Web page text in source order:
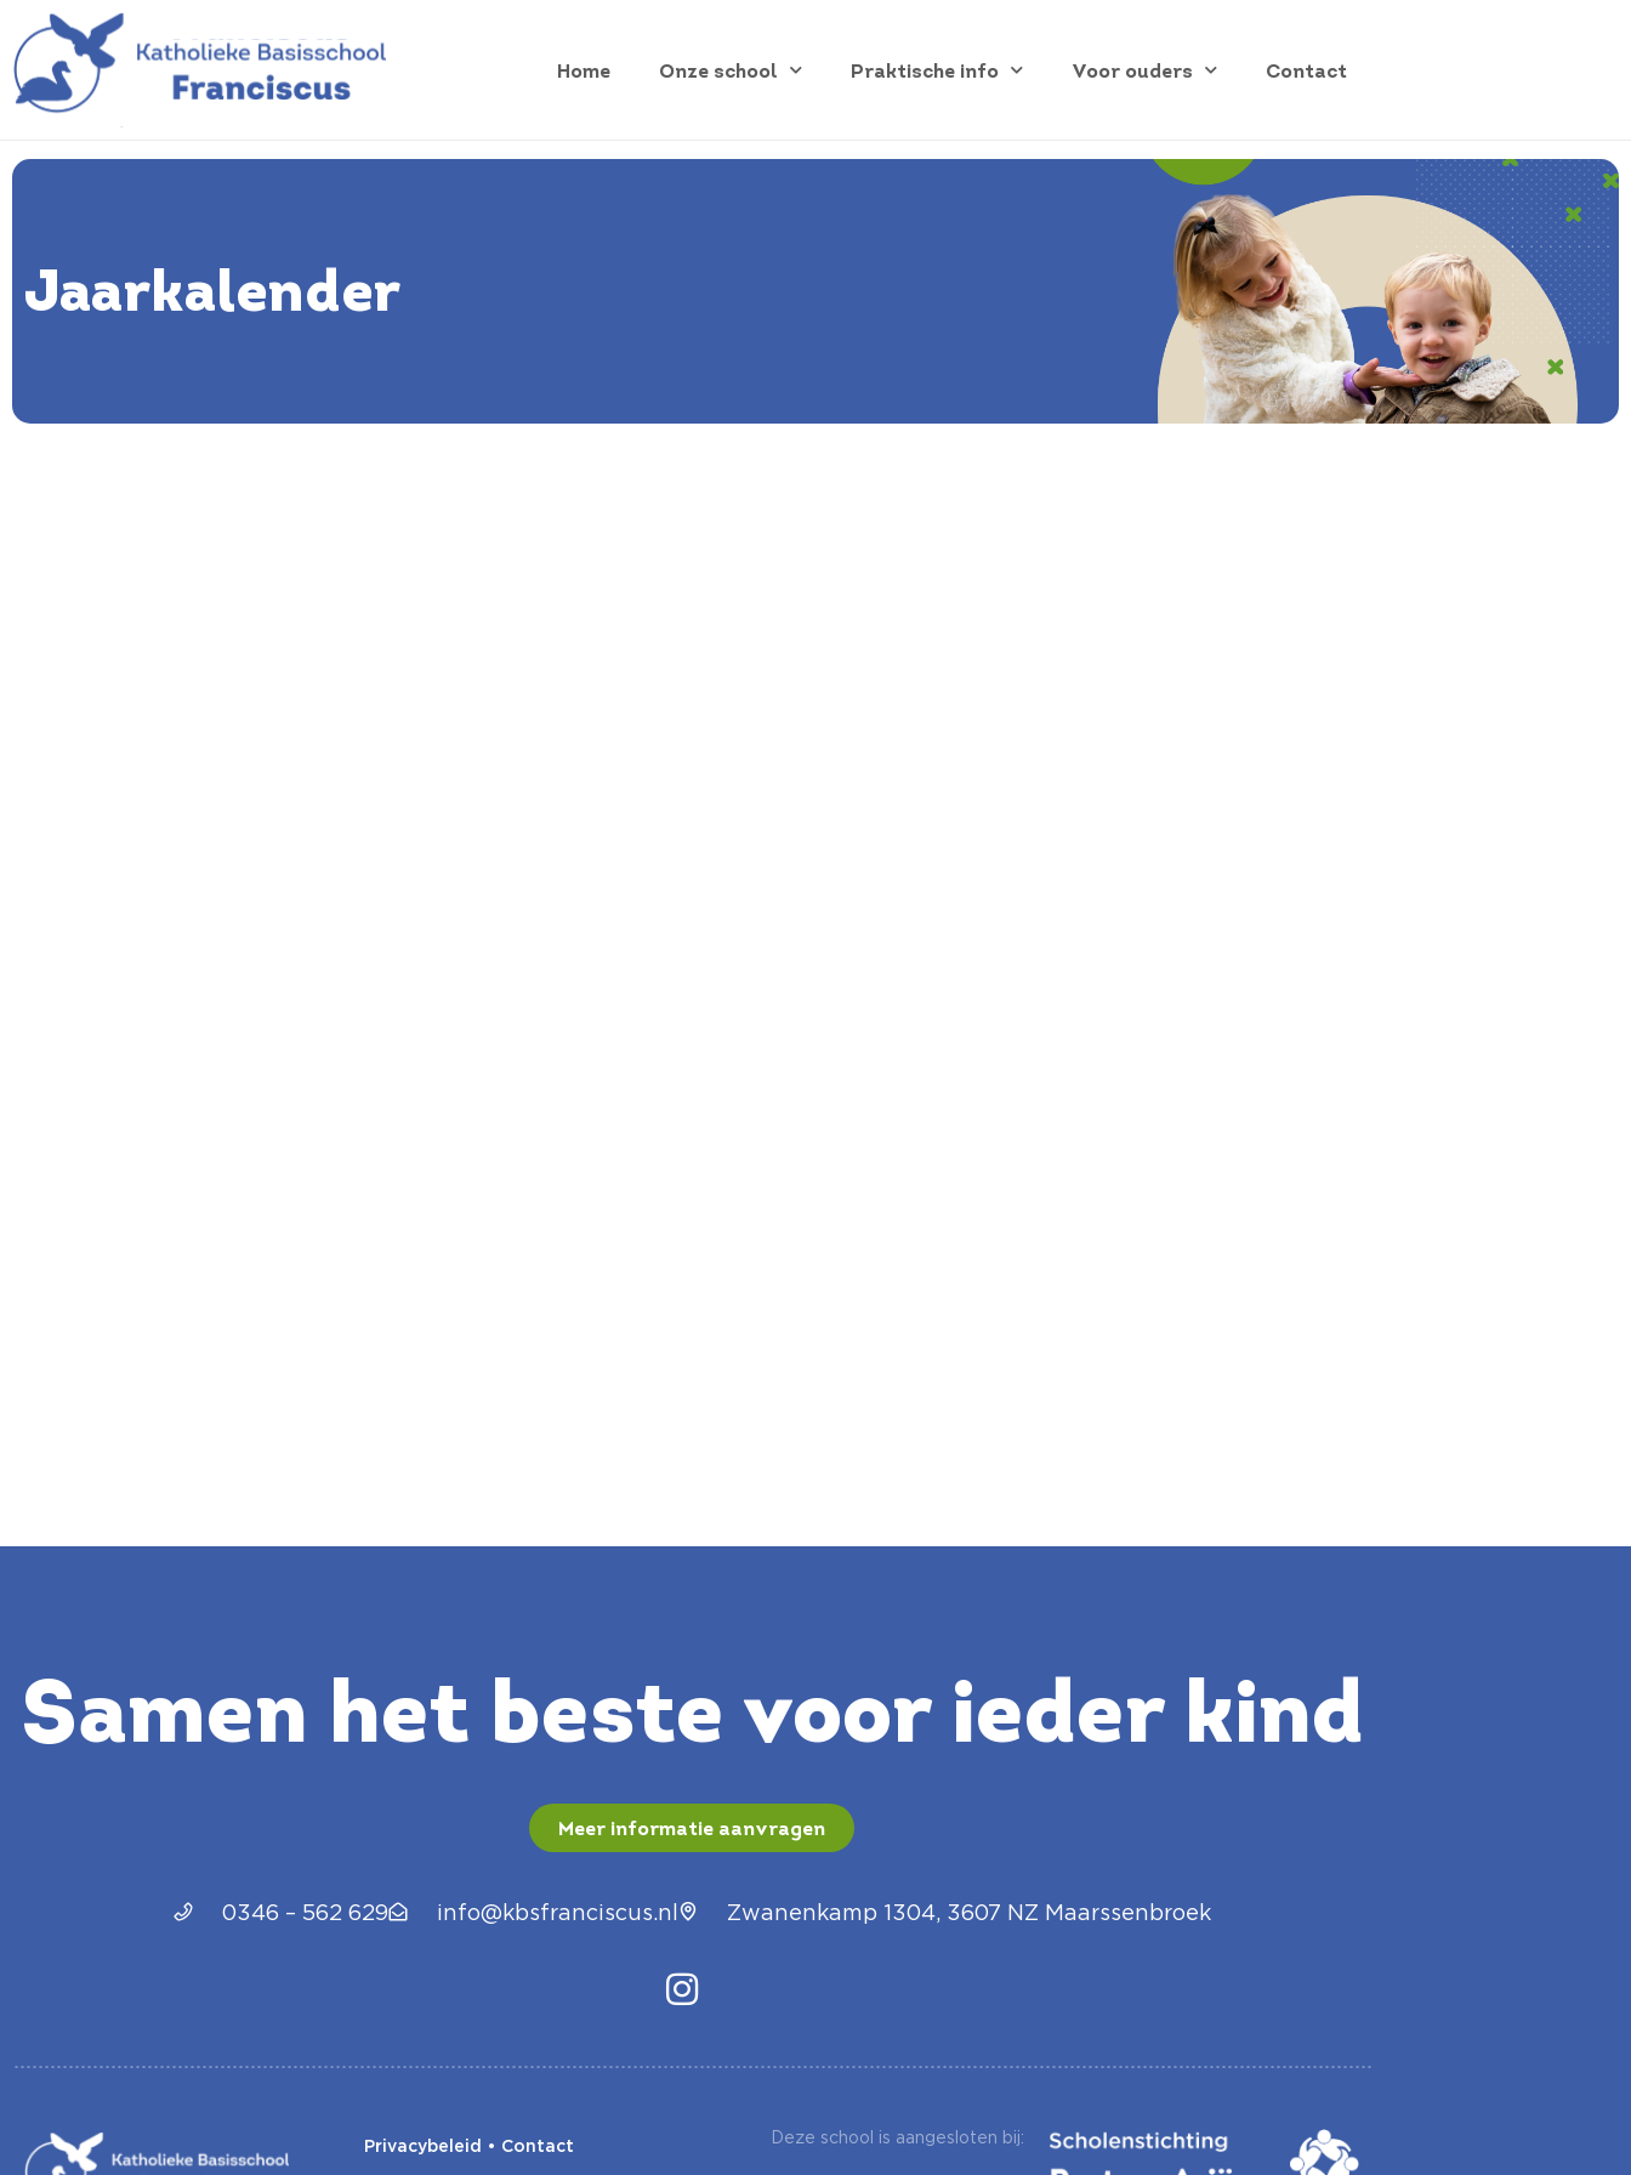
Home Onze school Praktische info Voor ouders Contact
Jaarkalender
Samen het beste voor ieder kind
Meer informatie aanvragen
0346 – 562 629 info@kbsfranciscus.nl Zwanenkamp 1304, 3607 NZ Maarssenbroek
Privacybeleid • Contact Deze school is aangesloten bij: